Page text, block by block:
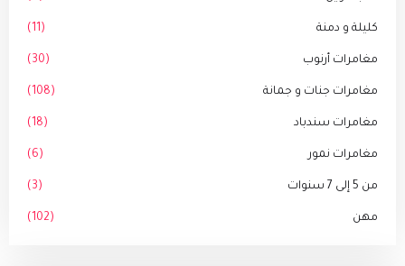
كليلة و دمنة (11)
مغامرات أرنوب (30)
مغامرات جنات و جمانة (108)
مغامرات سندباد (18)
مغامرات نمور (6)
من 5 إلى 7 سنوات (3)
مهن (102)